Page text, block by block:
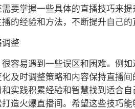
要掌握一些具体的直播技巧来
的经验和方法，不断提升自己的
整
容易遇到一些误区和困难。例
及时调整策略和内容保持直播
实践积累经验和智慧找到适合
造火爆直播间。希望这些技巧